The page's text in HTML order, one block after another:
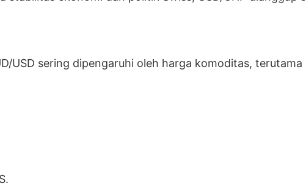
USD sering dipengaruhi oleh harga komoditas,